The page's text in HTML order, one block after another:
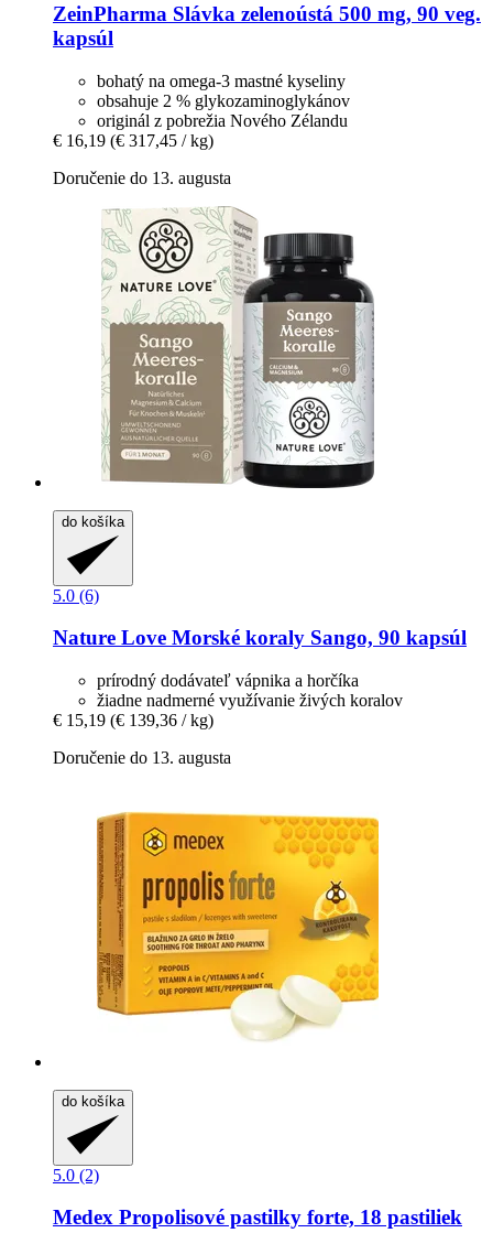
ZeinPharma Slávka zelenoústá 500 mg, 90 veg.
kapsúl
bohatý na omega-3 mastné kyseliny
obsahuje 2 % glykozaminoglykánov
originál z pobrežia Nového Zélandu
€ 16,19 (€ 317,45 / kg)
Doručenie do 13. augusta
do košíka
5.0 (6)
Nature Love Morské koraly Sango, 90 kapsúl
prírodný dodávateľ vápnika a horčíka
žiadne nadmerné využívanie živých koralov
€ 15,19 (€ 139,36 / kg)
Doručenie do 13. augusta
do košíka
5.0 (2)
Medex Propolisové pastilky forte, 18 pastiliek